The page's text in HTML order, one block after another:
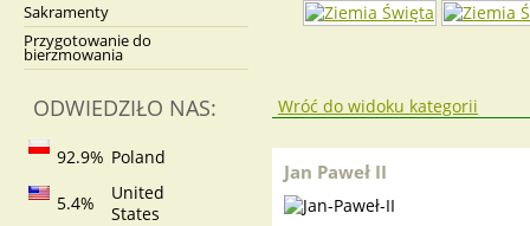
Sakramenty
Przygotowanie do
bierzmowania
ODWIEDZIŁO NAS:
92.9% Poland
5.4%
United
States
Wróć do widoku kategorii
Jan Paweł II